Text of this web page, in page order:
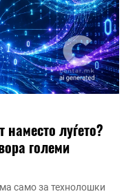
луѓето?
големи
само за технолошки